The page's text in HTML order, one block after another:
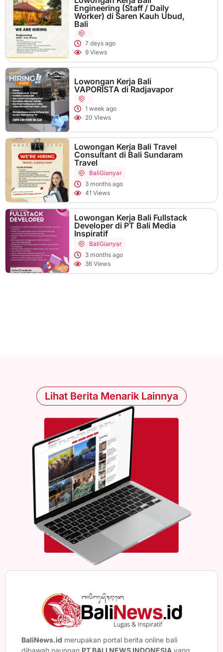
Engineering (Staff / Daily
Worker) di Saren Kauh Ubud,
Bali
7 days ago
9 Views
Lowongan Kerja Bali
VAPORISTA di Radjavapor
1 week ago
20 Views
Lowongan Kerja Bali Travel
Consultant di Bali Sundaram
Travel
BaliGianyar
3 months ago
41 Views
Lowongan Kerja Bali Fullstack
Developer di PT Bali Media
Inspiratif
BaliGianyar
3 months ago
36 Views
Lihat Berita Menarik Lainnya
BaliNews.id merupakan portal berita online bali
dibawah naungan PT BALI NEWS INDONESIA yang